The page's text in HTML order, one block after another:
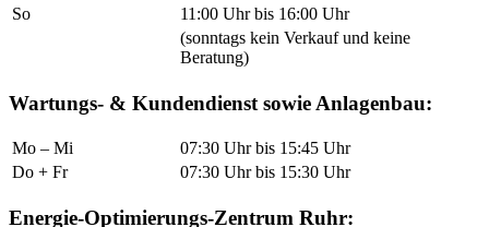
So
11:00 Uhr bis 16:00 Uhr
(sonntags kein Verkauf und keine
Beratung)
Wartungs- & Kundendienst sowie Anlagenbau:
Mo – Mi
07:30 Uhr bis 15:45 Uhr
Do + Fr
07:30 Uhr bis 15:30 Uhr
Energie-Optimierungs-Zentrum Ruhr: